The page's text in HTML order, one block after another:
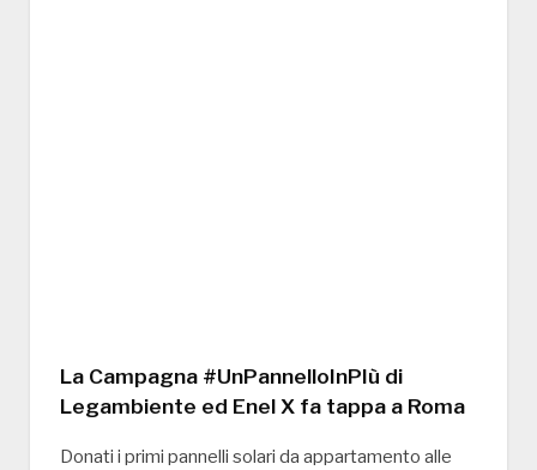
La Campagna #UnPannelloInPIù di
Legambiente ed Enel X fa tappa a Roma
Donati i primi pannelli solari da appartamento alle